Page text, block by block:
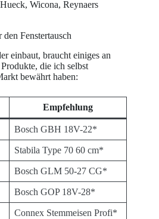
Wicona, Reynaers
Fenstertausch
einbaut, braucht einiges an
die ich selbst
bewährt haben:
Empfehlung
Bosch GBH 18V-22*
Stabila Type 70 60 cm*
Bosch GLM 50-27 CG*
Bosch GOP 18V-28*
Connex Stemmeisen Profi*